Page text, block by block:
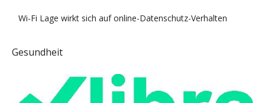
Wi-Fi Lage wirkt sich auf online-Datenschutz-Verhalten
Gesundheit